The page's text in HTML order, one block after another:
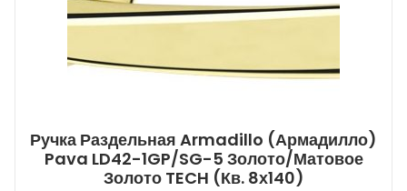
Ручка Раздельная Armadillo (Армадилло)
Pava LD42-1GP/SG-5 Золото/матовое
Золото TECH (кв. 8х140)